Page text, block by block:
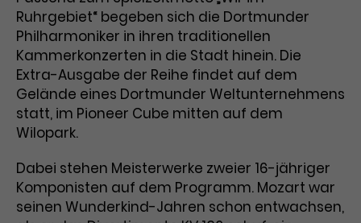
Anbieter Google Analytics
Laufzeit 1 Minute
Das ist ein von Google Analytics
gesetztes Cookie. Bestimmte
gesendet. Solange es gesetzt ist,
werden bestimmte
Datenübertragungen
unterbunden.
Laufzeit 3 Monate
Zweck
Dieses Cookie wird verwendet, um
Nutzerinteraktionen mit
Werbeanzeigen zu messen und
Remarketing-Funktionen
Name IDE
Ruhrgebiet“ begeben sich die Dortmunder
Philharmoniker in ihren traditionellen
Kammerkonzerten in die Stadt hinein. Die
Extra-Ausgabe der Reihe findet auf dem
Gelände eines Dortmunder Weltunternehmens
statt, im Pioneer Cube mitten auf dem
Wilopark.
Dabei stehen Meisterwerke zweier 16-jähriger
Komponisten auf dem Programm. Mozart war
seinen Wunderkind-Jahren schon entwachsen,